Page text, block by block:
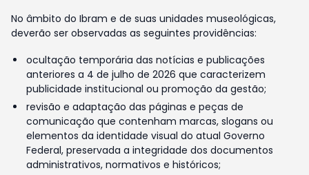
No âmbito do Ibram e de suas unidades museológicas,
deverão ser observadas as seguintes providências:
ocultação temporária das notícias e publicações
anteriores a 4 de julho de 2026 que caracterizem
publicidade institucional ou promoção da gestão;
revisão e adaptação das páginas e peças de
comunicação que contenham marcas, slogans ou
elementos da identidade visual do atual Governo
Federal, preservada a integridade dos documentos
administrativos, normativos e históricos;